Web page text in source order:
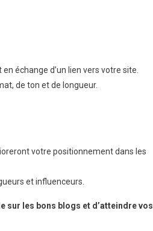
échange d’un lien vers votre site.
de ton et de longueur.
votre positionnement dans les
et influenceurs.
sur les bons blogs et d’atteindre vos